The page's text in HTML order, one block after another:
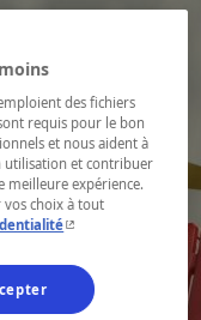
des fichiers
requis pour le bon
et nous aident à
utilisation et contribuer
expérience.
vos choix à tout
- Cet hyperlien